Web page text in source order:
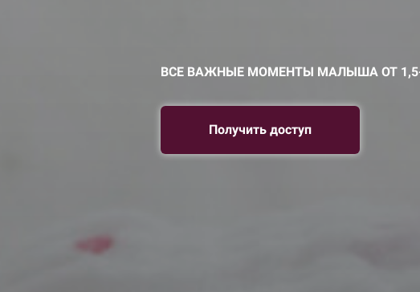
ВСЕ ВАЖНЫЕ МОМЕНТЫ МАЛЫША ОТ
Получить доступ